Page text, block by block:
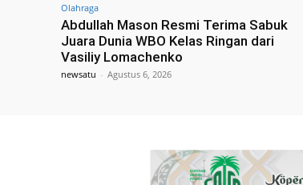
Olahraga
Abdullah Mason Resmi Terima Sabuk
Juara Dunia WBO Kelas Ringan dari
Vasiliy Lomachenko
newsatu - Agustus 6, 2026